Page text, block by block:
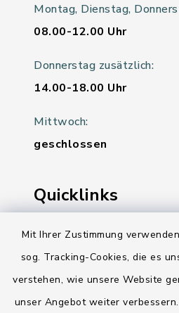
Mit Ihrer Zustimmung
sog. Tracking-Cookies, die es
verstehen, wie unsere Website
unser Angebot weiter
Montag, Dienstag,
08.00-12.00 Uhr
Donnerstag zusätzlich:
14.00-18.00 Uhr
Mittwoch:
geschlossen
Quicklinks
Ihre Behördennummer
Landesregierung